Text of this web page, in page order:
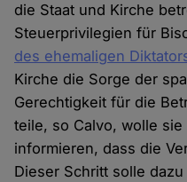
die Staat und Kirche
Steuerprivilegien für
des ehemaligen
Kirche die Sorge der
Gerechtigkeit für die
teile, so Calvo, wolle
informieren, dass die
Dieser Schritt solle